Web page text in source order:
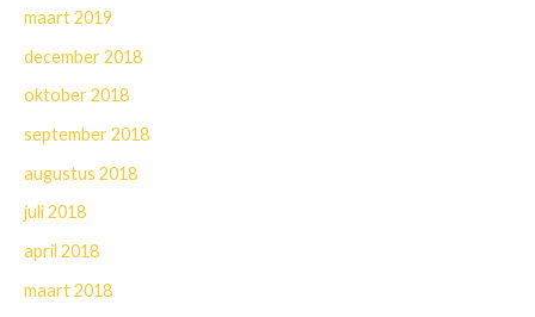
maart 2019
december 2018
oktober 2018
september 2018
augustus 2018
juli 2018
april 2018
maart 2018